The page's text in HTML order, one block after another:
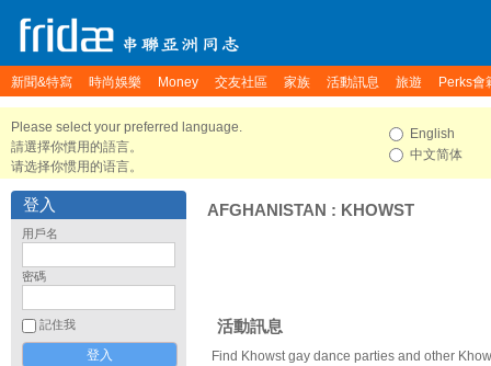
新聞&特寫 時尚娛樂 Money 交友社區 家族 活動訊息 旅遊 Perks會
Please select your preferred language.
請選擇你慣用的語言。
请选择你惯用的语言。
English
中文简体
登入
用戶名
密碼
記住我
AFGHANISTAN : KHOWST
活動訊息
Find Khowst gay dance parties and other